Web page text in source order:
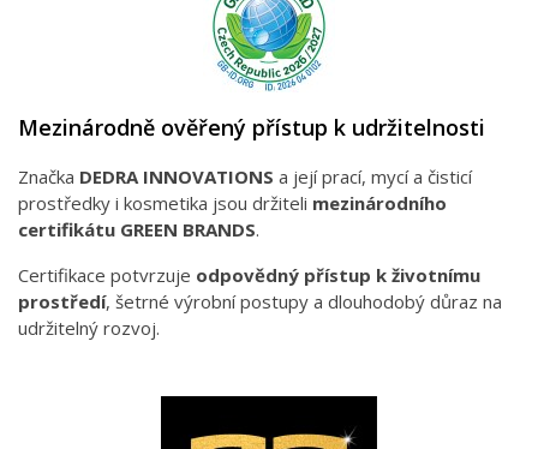
Mezinárodně ověřený přístup k udržitelnosti
Značka DEDRA INNOVATIONS a její prací, mycí a čisticí
prostředky i kosmetika jsou držiteli mezinárodního
certifikátu GREEN BRANDS.
Certifikace potvrzuje odpovědný přístup k životnímu
prostředí, šetrné výrobní postupy a dlouhodobý důraz na
udržitelný rozvoj.